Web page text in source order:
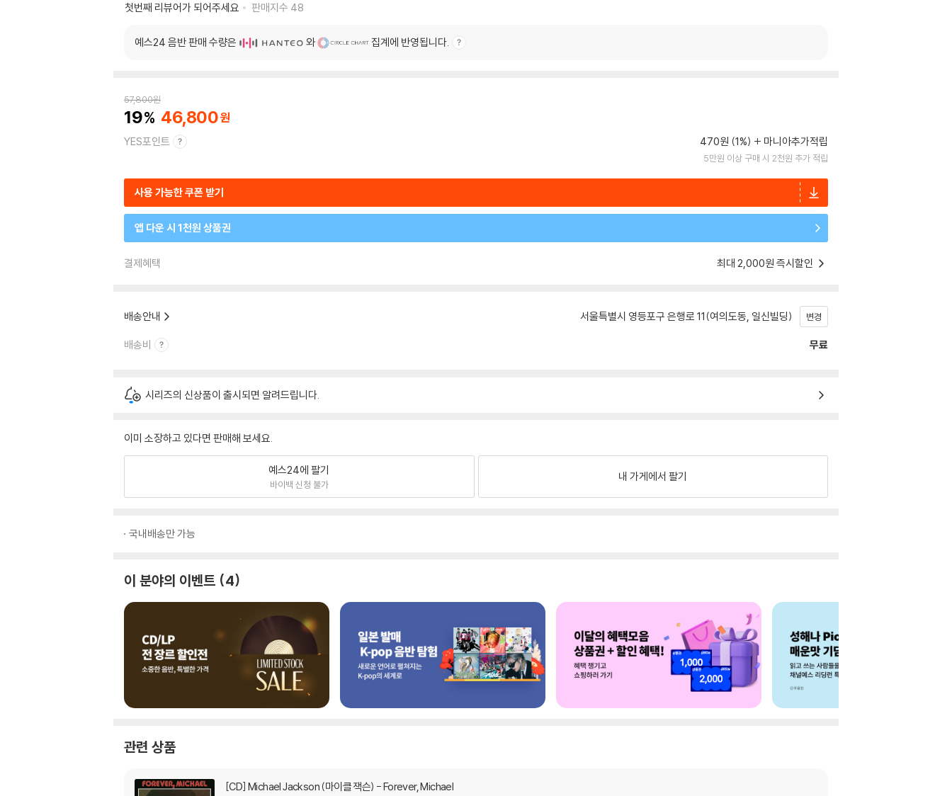
첫번째 리뷰어가 되어주세요
판매지수 48
예스24 음반 판매 수량은 와 집계에 반영됩니다.
57,800원
19 46,800
YES포인트 470원 (1%) 마니아추가적립
5만원 이상 구매 시 2천원 추가 적립
사용 가능한 쿠폰 받기
앱 다운 시 1천원 상품권
결제혜택 최대 2,000원 즉시할인
배송안내 서울특별시 영등포구 은행로 11(여의도동, 일신빌딩) 변경
배송비 무료
시리즈의 신상품이 출시되면 알려드립니다.
이미 소장하고 있다면 판매해 보세요.
예스24에 팔기
바이백 신청 불가
내 가게에서 팔기
국내배송만 가능
이 분야의 이벤트 4
관련 상품
[CD] Michael Jackson (마이클 잭슨) - Forever, Michael